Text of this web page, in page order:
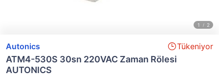
Autonics Tükeniyor
ATM4-530S 30sn 220VAC Zaman Rölesi
AUTONICS